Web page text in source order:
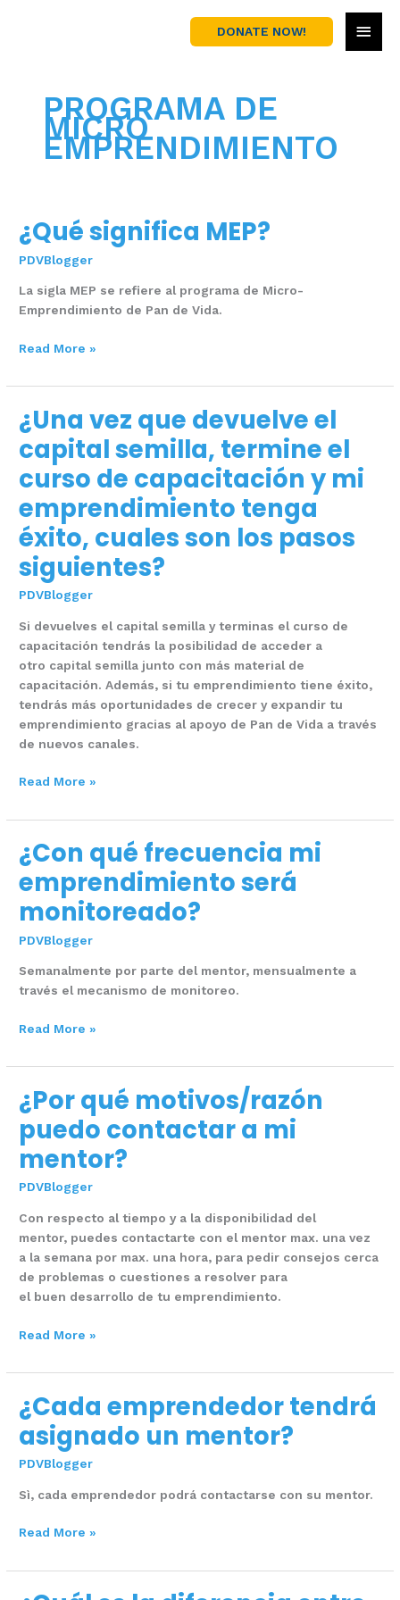
DONATE NOW!
PROGRAMA DE
MICRO
EMPRENDIMIENTO
¿Qué significa MEP?
PDVBlogger
La sigla MEP se refiere al programa de Micro-
Emprendimiento de Pan de Vida.
¿Qué
significa
MEP?
Read More »
¿Una vez que devuelve el
capital semilla, termine el
curso de capacitación y mi
emprendimiento tenga
éxito, cuales son los pasos
siguientes?
PDVBlogger
Si devuelves el capital semilla y terminas el curso de
capacitación tendrás la posibilidad de acceder a
otro capital semilla junto con más material de
capacitación. Además, si tu emprendimiento tiene éxito,
tendrás más oportunidades de crecer y expandir tu
emprendimiento gracias al apoyo de Pan de Vida a través
de nuevos canales.
¿Una
vez
que
devuelve
capital
semilla,
el
curso
capacitación
y
mi
emprendimiento
tenga
éxito,
cuales
los
Read More »
¿Con qué frecuencia mi
emprendimiento será
monitoreado?
PDVBlogger
Semanalmente por parte del mentor, mensualmente a
través el mecanismo de monitoreo.
¿Con
qué
frecuencia
mi
será
monitoreado?
Read More »
¿Por qué motivos/razón
puedo contactar a mi
mentor?
PDVBlogger
Con respecto al tiempo y a la disponibilidad del
mentor, puedes contactarte con el mentor max. una vez
a la semana por max. una hora, para pedir consejos cerca
de problemas o cuestiones a resolver para
el buen desarrollo de tu emprendimiento.
¿Por
qué
motivos/razón
puedo
a
mi
mentor?
Read More »
¿Cada emprendedor tendrá
asignado un mentor?
PDVBlogger
Sì, cada emprendedor podrá contactarse con su mentor.
¿Cada
emprendedor
tendrá
asignado
mentor?
Read More »